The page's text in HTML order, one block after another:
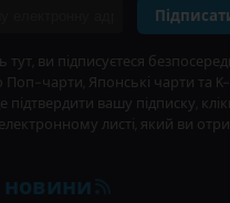
тут, ви підписуєтеся
Поп-чарти, Японські чарти та
підтвердити вашу підписку,
листі, який ви
новини